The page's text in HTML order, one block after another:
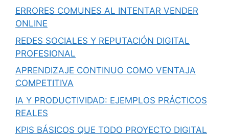
ERRORES COMUNES AL INTENTAR VENDER
ONLINE
REDES SOCIALES Y REPUTACIÓN DIGITAL
PROFESIONAL
APRENDIZAJE CONTINUO COMO VENTAJA
COMPETITIVA
IA Y PRODUCTIVIDAD: EJEMPLOS PRÁCTICOS
REALES
KPIS BÁSICOS QUE TODO PROYECTO DIGITAL